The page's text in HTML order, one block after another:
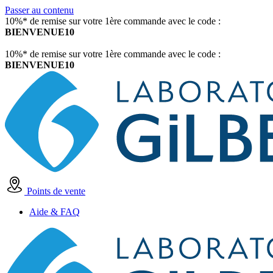
Passer au contenu
10%* de remise sur votre 1ère commande avec le code :
BIENVENUE10
10%* de remise sur votre 1ère commande avec le code :
BIENVENUE10
Points de vente
Aide & FAQ